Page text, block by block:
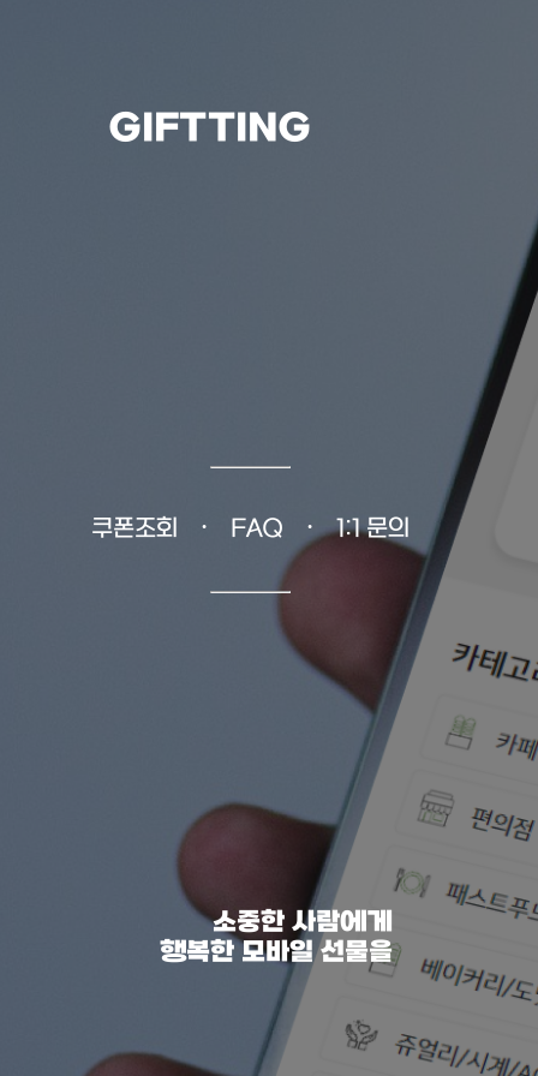
GIFTTING
쿠폰조회 • FAQ • 1:1 문의
소중한 사람에게
행복한 모바일 선물을